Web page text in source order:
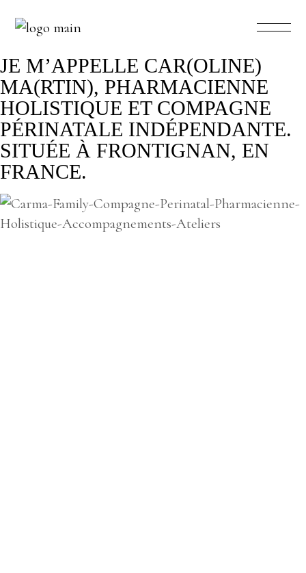
JE M’APPELLE CAR(OLINE)
MA(RTIN), PHARMACIENNE
HOLISTIQUE ET COMPAGNE
PÉRINATALE INDÉPENDANTE.
SITUÉE À FRONTIGNAN, EN
FRANCE.